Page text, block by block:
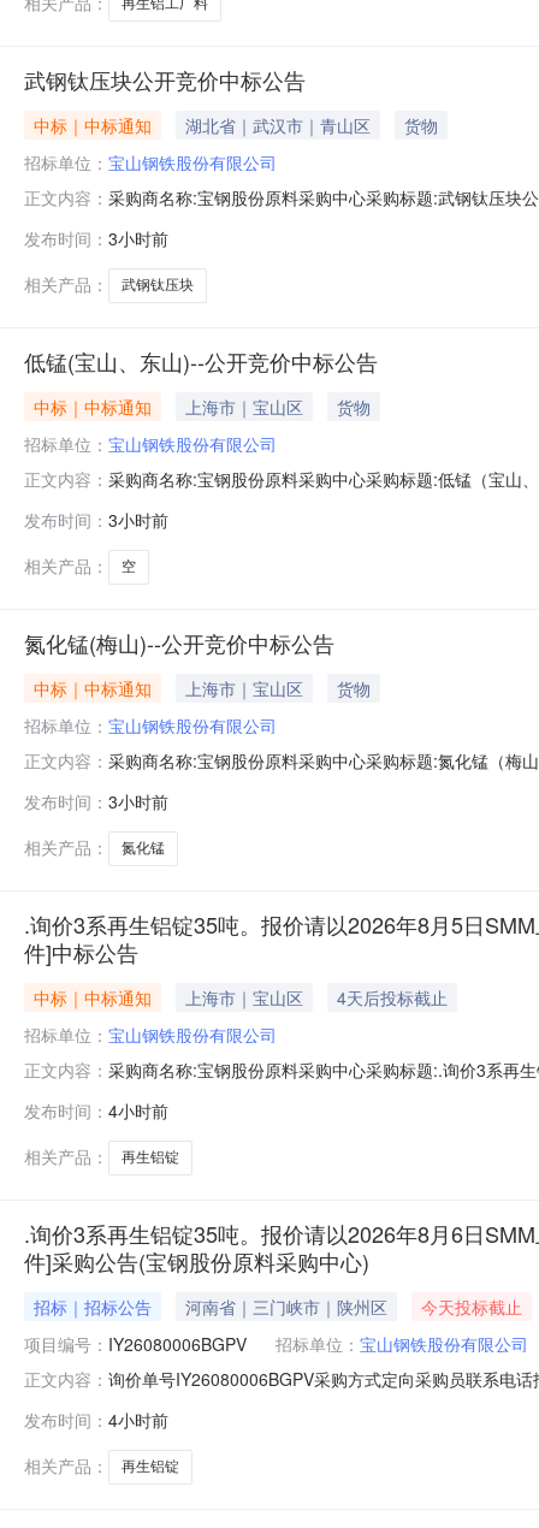
再生铝工厂料
武钢钛压块公开竞价中标公告
中标｜中标通知 湖北省｜武汉市｜青山区
货物
招标单位： 宝山钢铁股份有限公司
正文内容： 采购商名称:宝钢股份原料采购中心采购标题:武钢钛压块
发布时间： 3小时前
相关产品：
武钢钛压块
低锰(宝山、东山)--公开竞价中标公告
中标｜中标通知 上海市｜宝山区
货物
招标单位： 宝山钢铁股份有限公司
正文内容： 采购商名称:宝钢股份原料采购中心采购标题:低锰（宝山
发布时间： 3小时前
相关产品：
空
氮化锰(梅山)--公开竞价中标公告
中标｜中标通知 上海市｜宝山区
货物
招标单位： 宝山钢铁股份有限公司
正文内容： 采购商名称:宝钢股份原料采购中心采购标题:氮化锰（梅
发布时间： 3小时前
相关产品：
氮化锰
.询价3系再生铝锭35吨。报价请以2026年8月5日
件]中标公告
中标｜中标通知 上海市｜宝山区
4天后投标截止
招标单位： 宝山钢铁股份有限公司
正文内容： 采购商名称:宝钢股份原料采购中心采购标题:.询价3系再
发布时间： 4小时前
相关产品：
再生铝锭
.询价3系再生铝锭35吨。报价请以2026年8月6日
件]采购公告(宝钢股份原料采购中心)
招标｜招标公告 河南省｜三门峡市｜陕州区
今天投标截止
项目编号： IY26080006BGPV 招标单位： 宝山钢铁股份有限公司
正文内容： 询价单号IY26080006BGPV采购方式定向采购员联系电
额度：0.0元三、商务条款：定价说明：湿公吨。限价类
发布时间： 4小时前
相关产品：
再生铝锭